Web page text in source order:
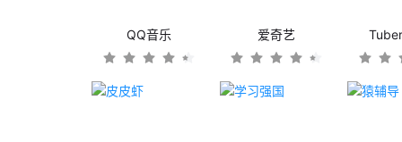
QQ音乐 爱奇艺